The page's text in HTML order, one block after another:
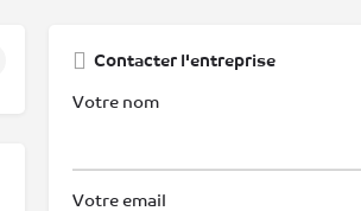
Contacter l'entreprise
Votre nom
Votre email